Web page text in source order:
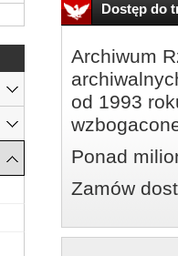
Dostęp do
Archiwum
od 1993
Ponad
Zamów